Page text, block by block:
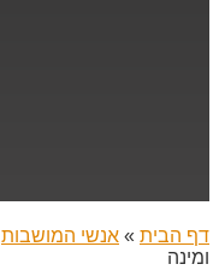
דף הבית » אנשי המושבות
ומינה